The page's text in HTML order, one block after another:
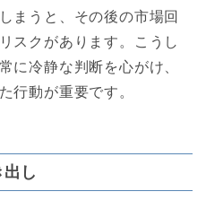
まうと、その後の市場回
スクがあります。こうし
に冷静な判断を心がけ、
行動が重要です。
し